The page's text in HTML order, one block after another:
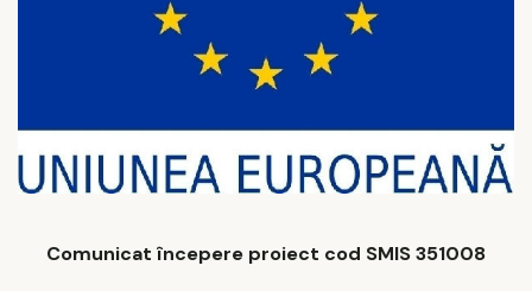
Comunicat începere proiect cod SMIS 351008